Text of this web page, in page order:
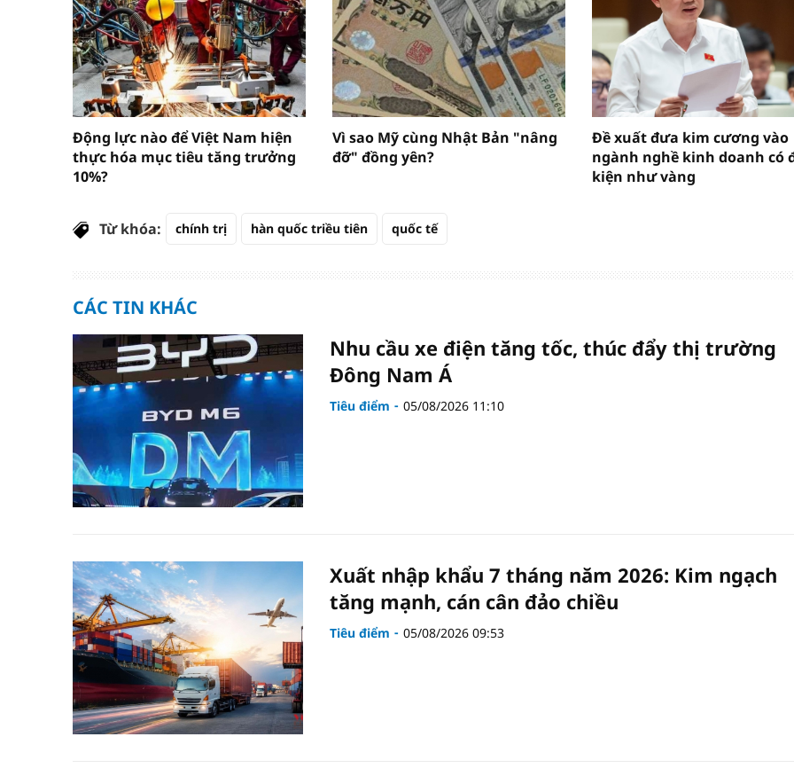
Động lực nào để Việt Nam hiện
thực hóa mục tiêu tăng trưởng
10%?
Vì sao Mỹ cùng Nhật Bản "nâng
đỡ" đồng yên?
Đề xuất đưa kim cương vào
ngành nghề kinh doanh có
kiện như vàng
Từ khóa: chính trị hàn quốc triều tiên quốc tế
CÁC TIN KHÁC
Nhu cầu xe điện tăng tốc, thúc đẩy thị trường
Đông Nam Á
Tiêu điểm 05/08/2026 11:10
Xuất nhập khẩu 7 tháng năm 2026: Kim ngạch
tăng mạnh, cán cân đảo chiều
Tiêu điểm 05/08/2026 09:53